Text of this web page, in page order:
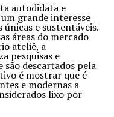
vivo de Goiás
autodidata e
grande interesse
únicas e sustentáveis.
áreas do mercado
ateliê, a
pesquisas e
descartados pela
é mostrar que é
e modernas a
lixo por